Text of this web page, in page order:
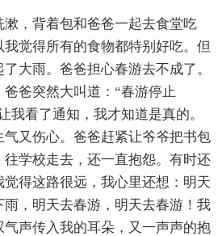
，背着包和爸爸一起去食堂吃
觉得所有的食物都特别好吃。但
大雨。爸爸担心春游去不成了。
爸突然大叫道：“春游停止
我看了通知，我才知道是真的。
又伤心。爸爸赶紧让爷爷把书包
学校走去，还一直抱怨。有时还
得这路很远，我心里还想：明天
，明天去春游，明天去春游！我
声传入我的耳朵，又一声声的抱